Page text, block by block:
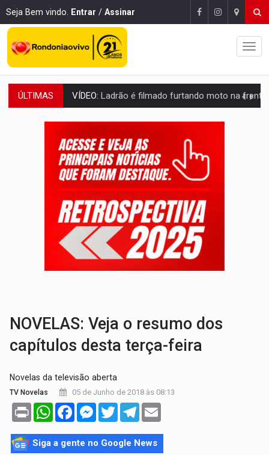
Seja Bem vindo. Entrar / Assinar
ÚLTIMAS BOLSAS DE PESQUISA:Iniciativa Amazônia+10 lança chamada para fortalecer
MATERIAL:Brasil tem grandes reservas de urânio, mas produz pouco e
VÍDEO:Serpente capturada na fábrica da Coca-Cola é
HOMENAGEM:Cientistas cassados pelo AI-5 se tornam pesquisadores
VÍDEO:Perseguição é registrada no shopping após colombiana furtar
LUDOPATIA: Apostas online começam a afetar produtividade e rotina
REFLORESTAMENTO:Plantar árvores não será mais suficiente para
NOVELAS: Veja o resumo dos
capítulos desta terça-feira
Novelas da televisão aberta
TV Novelas 05 de Junho de 2018 às 08:13
Print WhatsAppFacebookMessenger
TwitterTelegram
Siga a gente no Google News